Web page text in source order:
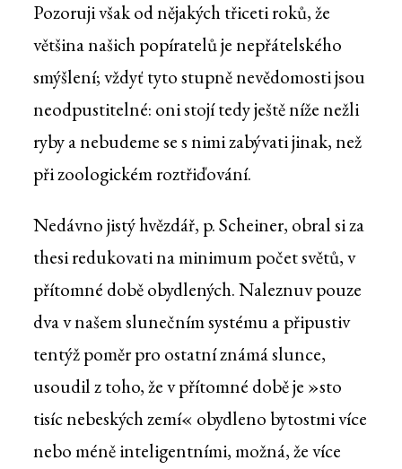
Pozoruji však od nějakých třiceti roků, že
většina našich popíratelů je nepřátelského
smýšlení; vždyť tyto stupně nevědomosti jsou
neodpustitelné: oni stojí tedy ještě níže nežli
ryby a nebudeme se s nimi zabývati jinak, než
při zoologickém roztřiďování.
Nedávno jistý hvězdář, p. Scheiner, obral si za
thesi redukovati na minimum počet světů, v
přítomné době obydlených. Naleznuv pouze
dva v našem slunečním systému a připustiv
tentýž poměr pro ostatní známá slunce,
usoudil z toho, že v přítomné době je »sto
tisíc nebeských zemí« obydleno bytostmi více
nebo méně inteligentními, možná, že více